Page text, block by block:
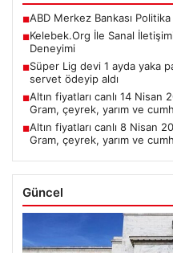
■ABD Merkez Bankası
■Kelebek.Org İle Sanal
Deneyimi
■Süper Lig devi 1 ayda yaka
servet ödeyip aldı
■Altın fiyatları canlı 14 Nisan
Gram, çeyrek, yarım ve
■Altın fiyatları canlı 8 Nisan
Gram, çeyrek, yarım ve
Güncel